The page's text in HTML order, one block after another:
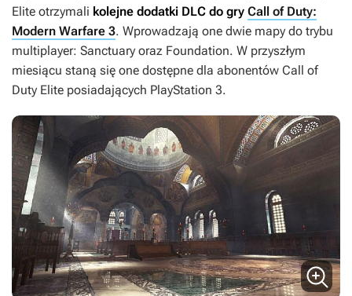
Elite otrzymali kolejne dodatki DLC do gry Call of Duty:
Modern Warfare 3. Wprowadzają one dwie mapy do trybu
multiplayer: Sanctuary oraz Foundation. W przyszłym
miesiącu staną się one dostępne dla abonentów Call of
Duty Elite posiadających PlayStation 3.